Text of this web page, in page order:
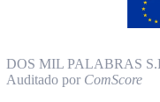
DOS MIL PALABRAS
Auditado por ComScore